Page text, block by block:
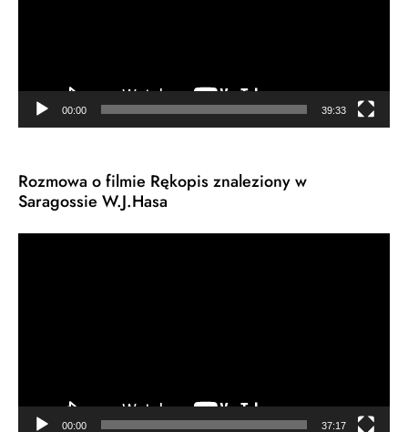
00:00 39:33
Rozmowa o filmie Rękopis znaleziony w
Saragossie W.J.Hasa
00:00 37:17